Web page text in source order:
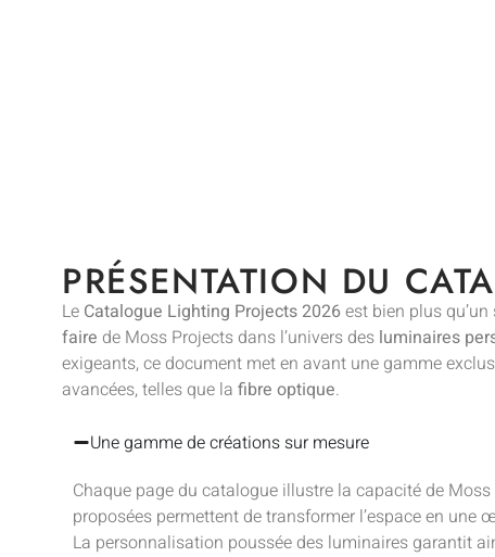
PRÉSENTATION DU
Le Catalogue Lighting Projects 2026est bien plus
faire de Moss Projects dans l’univers des luminaires
exigeants, ce document met en avant une gamme
avancées, telles que la fibre optique.
Une gamme de créations sur mesure
Chaque page du catalogue illustre la capacité de
proposées permettent de transformer l’espace en
La personnalisation poussée des luminaires garantit